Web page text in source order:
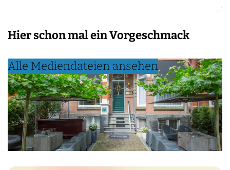
Hier schon mal ein Vorgeschmack
Alle Mediendateien ansehen